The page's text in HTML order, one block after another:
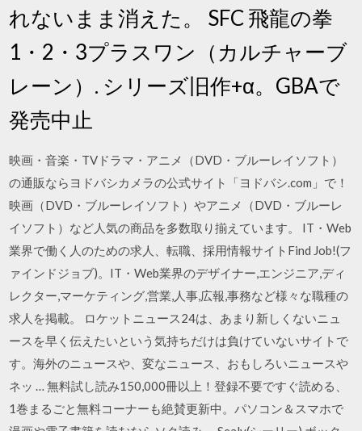
れないまま消えた。 SFC 飛龍の拳
1・2・3プラスワン（カルチャーブ
レーン）. シリーズ旧作+α。GBAで
発売中止
映画・音楽・TVドラマ・アニメ（DVD・ブルーレイソフト）
の通販ならヨドバシカメラの公式サイト「ヨドバシ.com」で！
映画（DVD・ブルーレイソフト）やアニメ（DVD・ブルーレ
イソフト）など人気の商品を多数取り揃えています。 IT・Web
業界で働く人のための求人、転職、採用情報サイトFind Job!(フ
ァインドジョブ)。IT・Web業界のデザイナー,エンジニア,ディ
レクター,マーケティング,営業,人事,広報,事務など様々な職種の
求人を掲載。 ロケットニュース24は、あまり新しくないニュ
ースを早く伝えたいという気持ちだけは負けていないサイトで
す。海外のニュースや、変なニュース、おもしろいニュースや
ネッ … 無料試し読み150,000冊以上！登録不要ですぐ読める、
1巻まるごと無料コーナーも絶賛更新中。パソコン＆スマホで